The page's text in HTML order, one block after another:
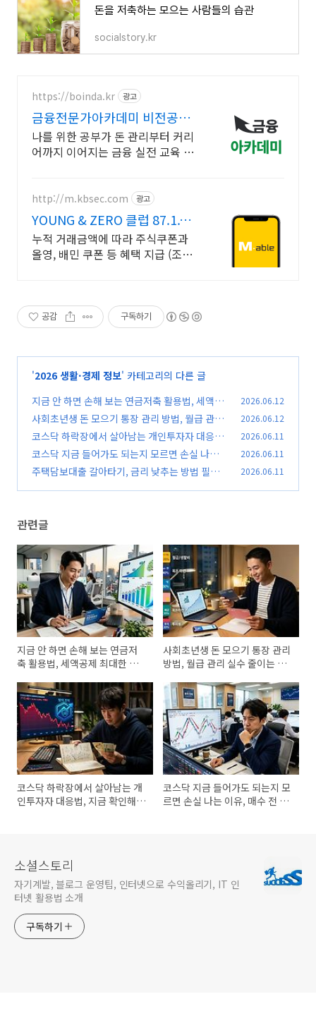
돈을 저축하는 모으는 사람들의 습관
socialstory.kr
https://boinda.kr 광고
금융전문가아카데미 비전공자
도 쉽게 시작
나를 위한 공부가 돈 관리부터 커리
어까지 이어지는 금융 실전 교육 직
http://m.kbsec.com 광고
YOUNG & ZERO 클럽 87.1.1이
후 출생 대상
누적 거래금액에 따라 주식쿠폰과
올영, 배민 쿠폰 등 혜택 지급 (조건
공감 구독하기
'2026 생활·경제 정보' 카테고리의 다른 글
지금 안 하면 손해 보는 연금저축 활용법, 세액공
제 최대한 받는 방법 필수 확인
(0)
2026.06.12
사회초년생 돈 모으기 통장 관리 방법, 월급 관리
실수 줄이는 방법 반드시 체크 (0)
2026.06.12
코스닥 하락장에서 살아남는 개인투자자 대응법,
지금 확인해야 할 필수 전략
(0)
2026.06.11
코스닥 지금 들어가도 되는지 모르면 손실 나는
이유, 매수 전 반드시 체크
(0)
2026.06.11
주택담보대출 갈아타기, 금리 낮추는 방법 필수
2026.06.11
관련글
지금 안 하면 손해 보는 연금저
축 활용법, 세액공제 최대한 받
사회초년생 돈 모으기 통장 관리
방법, 월급 관리 실수 줄이는 방
코스닥 하락장에서 살아남는 개
인투자자 대응법, 지금 확인해야
코스닥 지금 들어가도 되는지 모
르면 손실 나는 이유, 매수 전 반
소셜스토리
자기계발, 블로그 운영팁, 인터넷으로 수익올리기, IT 인
터넷 활용법 소개
구독하기